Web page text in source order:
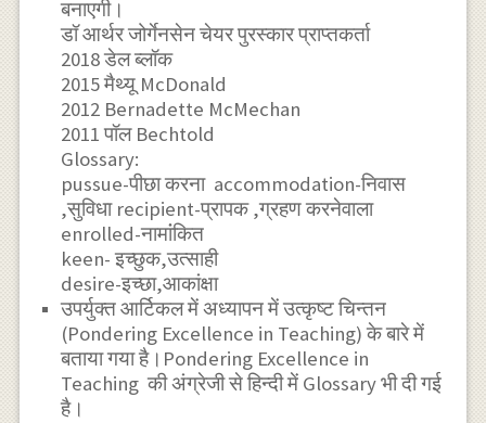
बनाएगी।
डॉ आर्थर जोर्गेनसेन चेयर पुरस्कार प्राप्तकर्ता
2018 डेल ब्लॉक
2015 मैथ्यू McDonald
2012 Bernadette McMechan
2011 पॉल Bechtold
Glossary:
pussue-पीछा करना accommodation-निवास
,सुविधा recipient-प्रापक ,ग्रहण करनेवाला
enrolled-नामांंकित
keen- इच्छुक,उत्साही
desire-इच्छा,आकांक्षा
उपर्युक्त आर्टिकल में अध्यापन में उत्कृष्ट चिन्तन
(Pondering Excellence in Teaching) के बारे में
बताया गया है।Pondering Excellence in
Teaching की अंग्रेजी से हिन्दी में Glossary भी दी गई
है।